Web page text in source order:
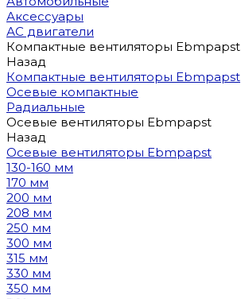
Аксессуары
АС двигатели
Компактные вентиляторы Ebmpapst
Назад
Компактные вентиляторы Ebmpapst
Осевые компактные
Радиальные
Осевые вентиляторы Ebmpapst
Назад
Осевые вентиляторы Ebmpapst
130-160 мм
170 мм
200 мм
208 мм
250 мм
300 мм
315 мм
330 мм
350 мм